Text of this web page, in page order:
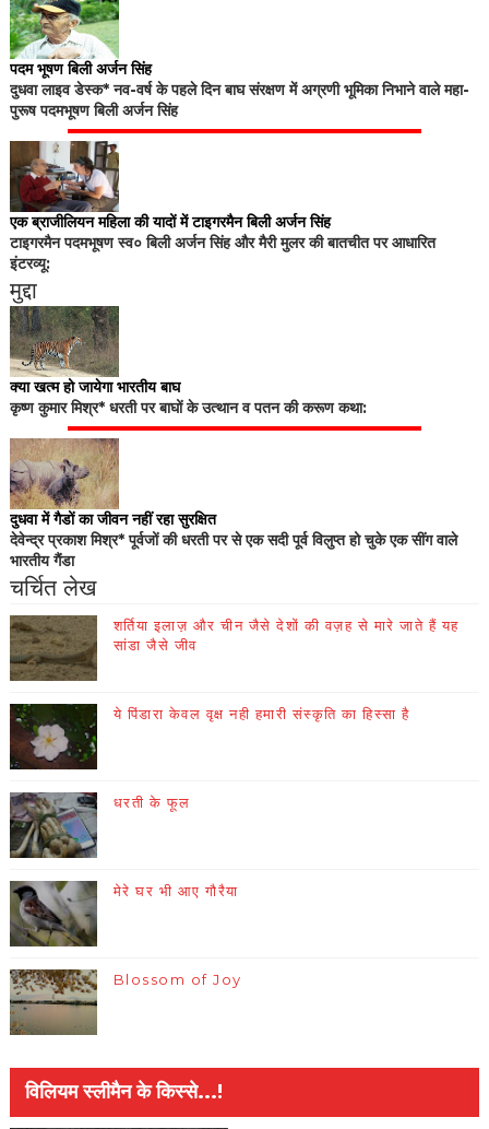
पदम भूषण बिली अर्जन सिंह
दुधवा लाइव डेस्क* नव-वर्ष के पहले दिन बाघ संरक्षण में अग्रणी भूमिका निभाने वाले महा-
पुरूष पदमभूषण बिली अर्जन सिंह
एक ब्राजीलियन महिला की यादों में टाइगरमैन बिली अर्जन सिंह
टाइगरमैन पदमभूषण स्व० बिली अर्जन सिंह और मैरी मुलर की बातचीत पर आधारित
इंटरव्यू:
मुद्दा
क्या खत्म हो जायेगा भारतीय बाघ
कृष्ण कुमार मिश्र* धरती पर बाघों के उत्थान व पतन की करूण कथा:
दुधवा में गैडों का जीवन नहीं रहा सुरक्षित
देवेन्द्र प्रकाश मिश्र* पूर्वजों की धरती पर से एक सदी पूर्व विलुप्त हो चुके एक सींग वाले
भारतीय गैंडा
चर्चित लेख
शर्तिया इलाज़ और चीन जैसे देशों की वज़ह से मारे जाते हैं यह
सांडा जैसे जीव
ये पिंडारा केवल वृक्ष नही हमारी संस्कृति का हिस्सा है
धरती के फूल
मेरे घर भी आए गौरैया
Blossom of Joy
विलियम स्लीमैन के किस्से...!